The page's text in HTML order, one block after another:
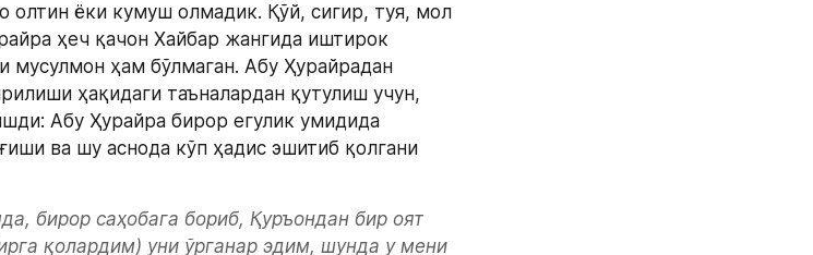
олтин ёки кумуш олмадик. Қўй, сигир, туя, мол
ҳеч қачон Хайбар жангида иштирок
мусулмон ҳам бўлмаган. Абу Ҳурайрадан
ҳақидаги таъналардан қутулиш учун,
Абу Ҳурайра бирор егулик умидида
ва шу аснода кўп ҳадис эшитиб қолгани
бирор саҳобага бориб, Қуръондан бир оят
қолардим) уни ўрганар эдим, шунда у мени